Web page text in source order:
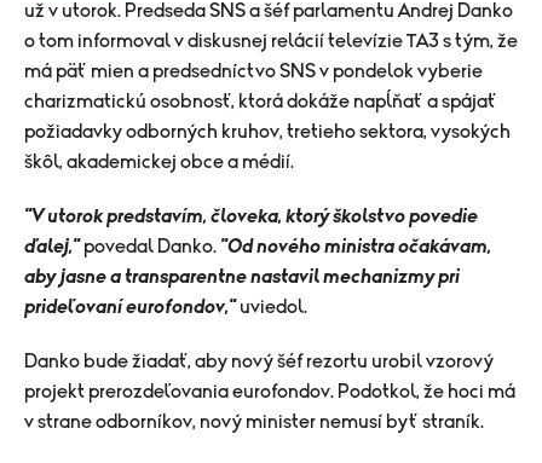
už v utorok. Predseda SNS a šéf parlamentu Andrej Danko
o tom informoval v diskusnej relácií televízie TA3 s tým, že
má päť mien a predsedníctvo SNS v pondelok vyberie
charizmatickú osobnosť, ktorá dokáže napĺňať a spájať
požiadavky odborných kruhov, tretieho sektora, vysokých
škôl, akademickej obce a médií.
"V utorok predstavím, človeka, ktorý školstvo povedie
ďalej,"povedal Danko. "Od nového ministra očakávam,
aby jasne a transparentne nastavil mechanizmy pri
prideľovaní eurofondov,"uviedol.
Danko bude žiadať, aby nový šéf rezortu urobil vzorový
projekt prerozdeľovania eurofondov. Podotkol, že hoci má
v strane odborníkov, nový minister nemusí byť straník.